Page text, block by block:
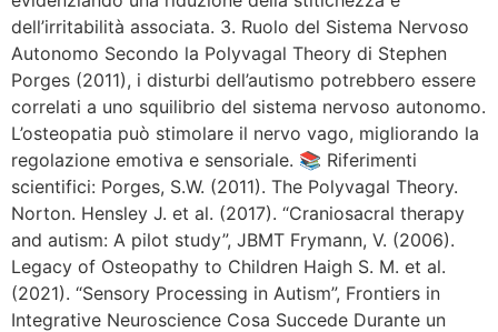
dell’irritabilità associata. 3. Ruolo del Sistema Nervoso
Autonomo Secondo la Polyvagal Theory di Stephen
Porges (2011), i disturbi dell’autismo potrebbero essere
correlati a uno squilibrio del sistema nervoso autonomo.
L’osteopatia può stimolare il nervo vago, migliorando la
regolazione emotiva e sensoriale. 📚 Riferimenti
scientifici: Porges, S.W. (2011). The Polyvagal Theory.
Norton. Hensley J. et al. (2017). “Craniosacral therapy
and autism: A pilot study”, JBMT Frymann, V. (2006).
Legacy of Osteopathy to Children Haigh S. M. et al.
(2021). “Sensory Processing in Autism”, Frontiers in
Integrative Neuroscience Cosa Succede Durante un